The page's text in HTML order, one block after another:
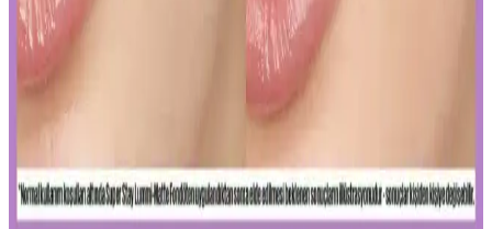
Diş macunu ve diş fırçası, ağız hijyeninin temel taşlarıdır. Florür
içeren ürünler dişleri güçlendirir, düzenli kullanım sağlıklı gülüşler
sağlar.
Uzun Süre Kalıcı ve Doğal Mat Fondötenler:
Günlük Kullanım İçin En İyi Seçenekler ve İpuçları
dayanıklı formülleriyle gün boyu tazelik sağlar. Cilt tipine uygun
seçenekler ve doğru uygulama ipuçlarıyla makyajınızı
mükemmelleştirin.